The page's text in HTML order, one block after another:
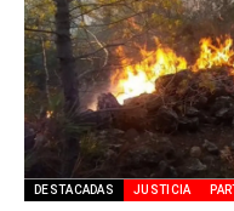
DESTACADAS JUSTICIA